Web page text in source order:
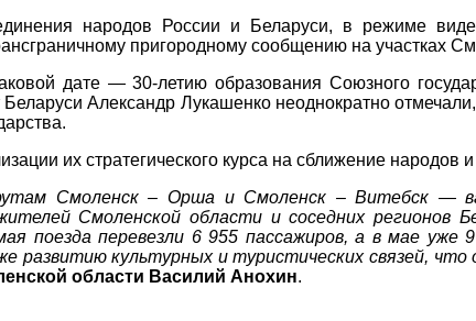
народов России и Беларуси, в режиме
пригородному сообщению на участках
дате — 30-летию образования Союзного
Александр Лукашенко неоднократно
их стратегического курса на сближение народов
Смоленск – Орша и Смоленск – Витебск —
Смоленской области и соседних регионов
поезда перевезли 6 955 пассажиров, а в мае уже
развитию культурных и туристических связей,
области Василий Анохин.